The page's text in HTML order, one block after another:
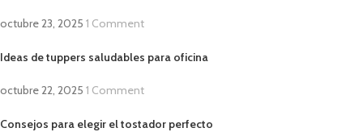
octubre 23, 2025 1 Comment
Ideas de tuppers saludables para oficina
octubre 22, 2025 1 Comment
Consejos para elegir el tostador perfecto